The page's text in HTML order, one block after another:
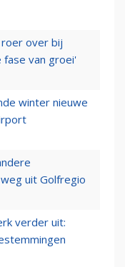
over bij
fase van groei'
winter nieuwe
uit Golfregio
verder uit: